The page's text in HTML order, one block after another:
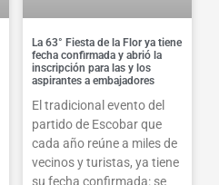
La 63° Fiesta de la Flor ya tiene
fecha confirmada y abrió la
inscripción para las y los
aspirantes a embajadores
El tradicional evento del
partido de Escobar que
cada año reúne a miles de
vecinos y turistas, ya tiene
su fecha confirmada: se